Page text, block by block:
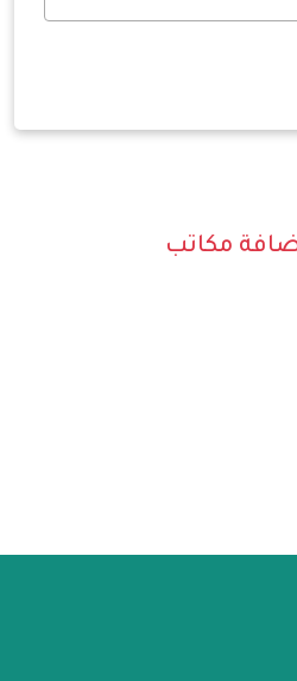
مكاتب